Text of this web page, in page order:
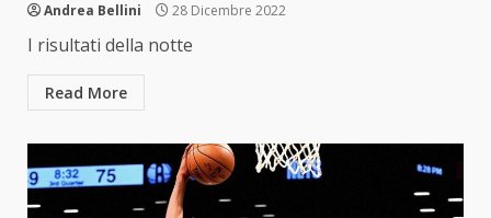
Andrea Bellini 28 Dicembre 2022
I risultati della notte
Read More